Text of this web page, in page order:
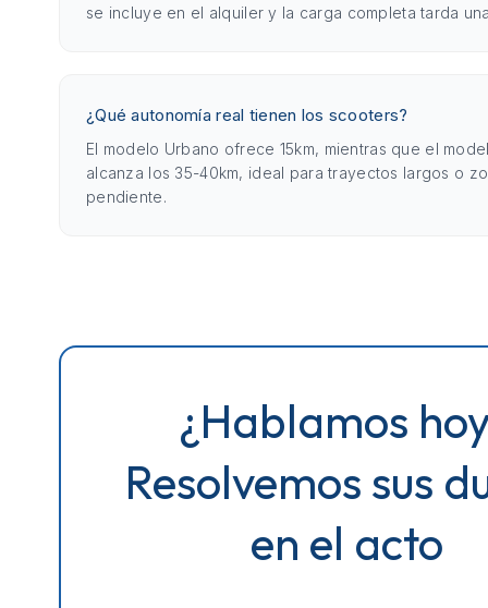
se incluye en el alquiler y la carga completa tarda
¿Qué autonomía real tienen los scooters?
El modelo Urbano ofrece 15km, mientras que el
alcanza los 35-40km, ideal para trayectos largos o
pendiente.
¿Hablamos
Resolvemos sus
en el acto